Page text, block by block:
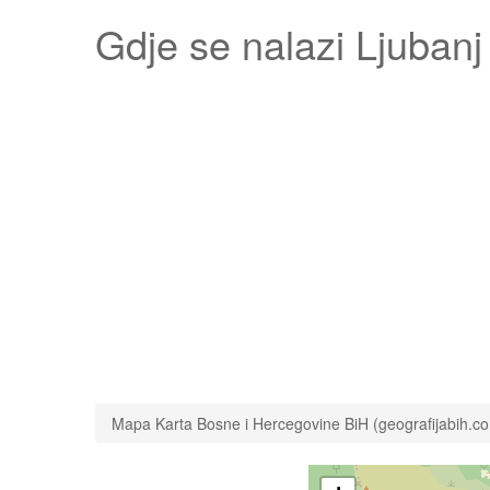
Gdje se nalazi Ljubanj
Mapa Karta Bosne i Hercegovine BiH